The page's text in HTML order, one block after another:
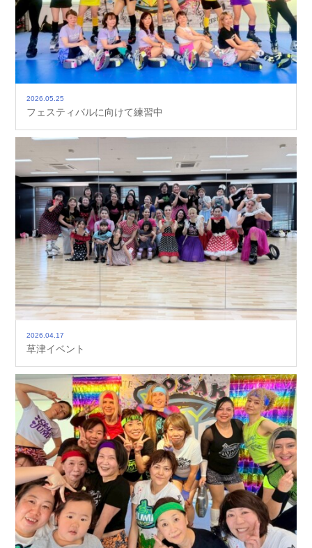
2026.05.25
フェスティバルに向けて練習中
2026.04.17
草津イベント